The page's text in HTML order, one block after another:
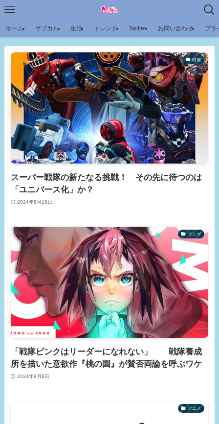
ホーム サブカル 生活 トレンド Twitter お問い合わせ プラ
特撮
スーパー戦隊の新たなる挑戦！ その先に待つのは
「ユニバース化」か？
2024年8月18日
マンガ
「戦隊ピンクはリーダーになれない」 戦隊養成
所を描いた意欲作『桃の園』が賛否両論を呼ぶワケ
2024年8月8日
アニメ